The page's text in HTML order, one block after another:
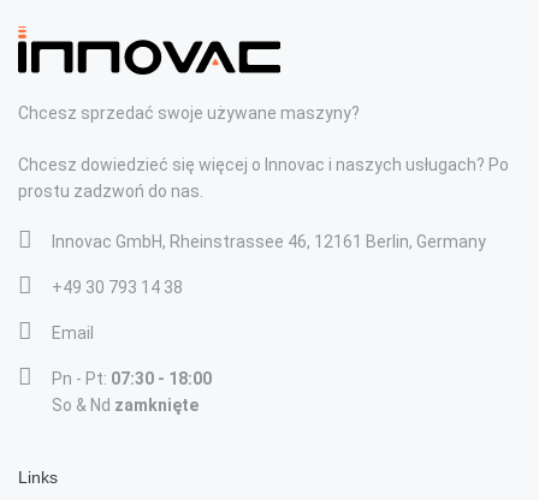
Chcesz sprzedać swoje używane maszyny?
Chcesz dowiedzieć się więcej o Innovac i naszych usługach? Po
prostu zadzwoń do nas.
Innovac GmbH, Rheinstrassee 46, 12161 Berlin, Germany
+49 30 793 14 38
Email
Pn - Pt: 07:30 - 18:00
So & Nd zamknięte
Links